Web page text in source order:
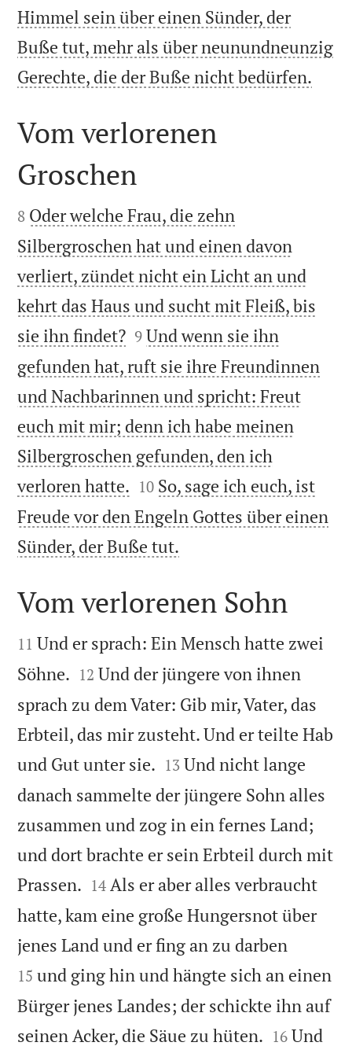
Himmel sein über einen Sünder, der
Buße tut, mehr als über neunundneunzig
Gerechte, die der Buße nicht bedürfen.

Vom verlorenen
Groschen

8 Oder welche Frau, die zehn
Silbergroschen hat und einen davon
verliert, zündet nicht ein Licht an und
kehrt das Haus und sucht mit Fleiß, bis
sie ihn findet?
9 Und wenn sie ihn
gefunden hat, ruft sie ihre Freundinnen
und Nachbarinnen und spricht: Freut
euch mit mir; denn ich habe meinen
Silbergroschen gefunden, den ich
verloren hatte. 

10 So, sage ich euch, ist
Freude vor den Engeln Gottes über einen
Sünder, der Buße tut.

Vom verlorenen Sohn

11 Und er sprach: Ein Mensch hatte zwei
Söhne. 

12 Und der jüngere von ihnen
sprach zu dem Vater: Gib mir, Vater, das
Erbteil, das mir zusteht. Und er teilte Hab
und Gut unter sie. 

13 Und nicht lange
danach sammelte der jüngere Sohn alles
zusammen und zog in ein fernes Land;
und dort brachte er sein Erbteil durch mit
Prassen. 

14 Als er aber alles verbraucht
hatte, kam eine große Hungersnot über
jenes Land und er fing an zu darben
15 und ging hin und hängte sich an einen
Bürger jenes Landes; der schickte ihn auf
seinen Acker, die Säue zu hüten. 

16 Und